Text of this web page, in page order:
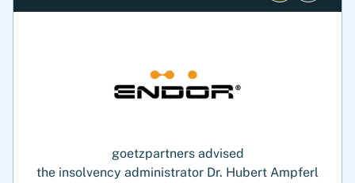
goetzpartners advised
the insolvency administrator Dr. Hubert Ampferl